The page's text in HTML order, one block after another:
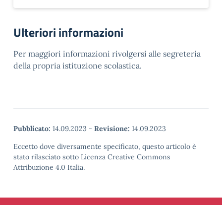
Ulteriori informazioni
Per maggiori informazioni rivolgersi alle segreteria
della propria istituzione scolastica.
Pubblicato: 14.09.2023 - Revisione: 14.09.2023
Eccetto dove diversamente specificato, questo articolo è
stato rilasciato sotto Licenza Creative Commons
Attribuzione 4.0 Italia.